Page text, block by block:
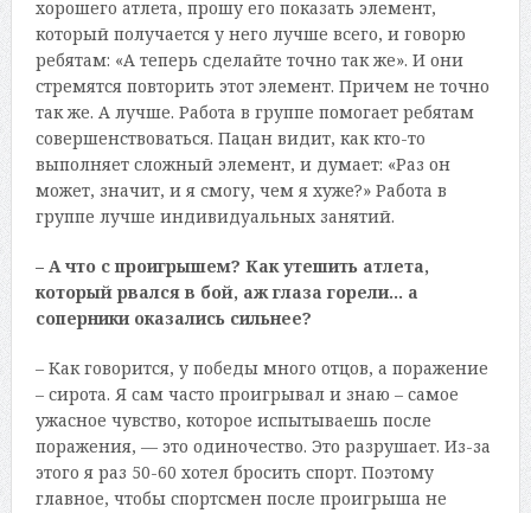
хорошего атлета, прошу его показать элемент,
который получается у него лучше всего, и говорю
ребятам: «А теперь сделайте точно так же». И они
стремятся повторить этот элемент. Причем не точно
так же. А лучше. Работа в группе помогает ребятам
совершенствоваться. Пацан видит, как кто-то
выполняет сложный элемент, и думает: «Раз он
может, значит, и я смогу, чем я хуже?» Работа в
группе лучше индивидуальных занятий.
– А что с проигрышем? Как утешить атлета,
который рвался в бой, аж глаза горели… а
соперники оказались сильнее?
– Как говорится, у победы много отцов, а поражение
– сирота. Я сам часто проигрывал и знаю – самое
ужасное чувство, которое испытываешь после
поражения, — это одиночество. Это разрушает. Из-за
этого я раз 50-60 хотел бросить спорт. Поэтому
главное, чтобы спортсмен после проигрыша не